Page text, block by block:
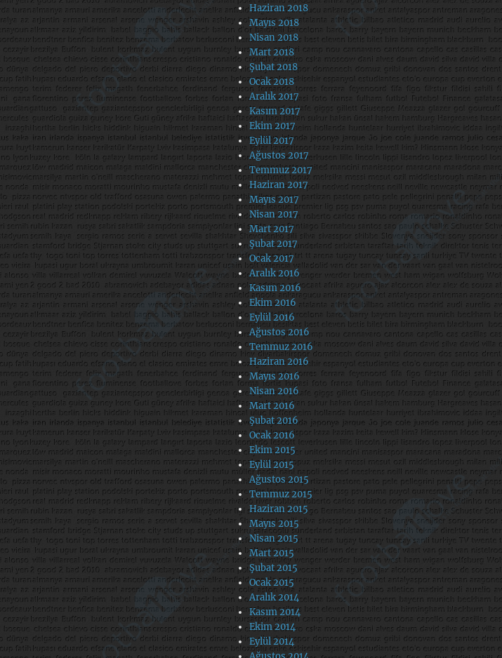
Haziran 2018
Mayıs 2018
Nisan 2018
Mart 2018
Şubat 2018
Ocak 2018
Aralık 2017
Kasım 2017
Ekim 2017
Eylül 2017
Ağustos 2017
Temmuz 2017
Haziran 2017
Mayıs 2017
Nisan 2017
Mart 2017
Şubat 2017
Ocak 2017
Aralık 2016
Kasım 2016
Ekim 2016
Eylül 2016
Ağustos 2016
Temmuz 2016
Haziran 2016
Mayıs 2016
Nisan 2016
Mart 2016
Şubat 2016
Ocak 2016
Ekim 2015
Eylül 2015
Ağustos 2015
Temmuz 2015
Haziran 2015
Mayıs 2015
Nisan 2015
Mart 2015
Şubat 2015
Ocak 2015
Aralık 2014
Kasım 2014
Ekim 2014
Eylül 2014